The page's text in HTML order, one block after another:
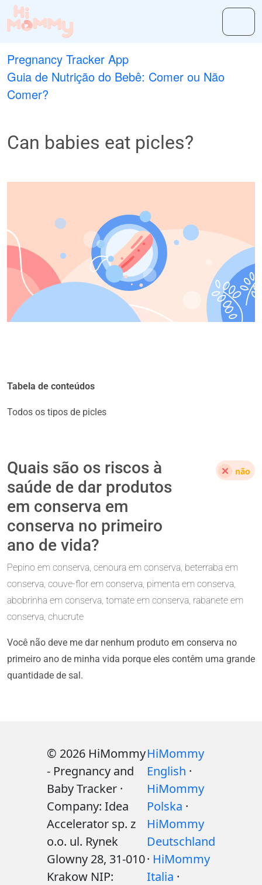
Pregnancy Tracker App
Guia de Nutrição do Bebê: Comer ou Não
Comer?
Can babies eat picles?
Tabela de conteúdos
Todos os tipos de picles
Quais são os riscos à
saúde de dar produtos
em conserva em
conserva no primeiro
ano de vida?
não
Pepino em conserva, cenoura em conserva, beterraba em
conserva, couve-flor em conserva, pimenta em conserva,
abobrinha em conserva, tomate em conserva, rabanete em
conserva, chucrute
Você não deve me dar nenhum produto em conserva no
primeiro ano de minha vida porque eles contêm uma grande
quantidade de sal.
© 2026 HiMommy
- Pregnancy and
Baby Tracker ·
Company: Idea
Accelerator sp. z
o.o. ul. Rynek
Glowny 28, 31-010
Krakow NIP:
HiMommy
English ·
HiMommy
Polska ·
HiMommy
Deutschland
· HiMommy
Italia ·